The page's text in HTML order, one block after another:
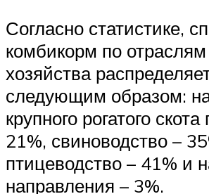
Согласно статистике,
комбикорм по отраслям
хозяйства
следующим образом:
крупного рогатого
21%, свиноводство –
птицеводство – 41% и
направления – 3%.